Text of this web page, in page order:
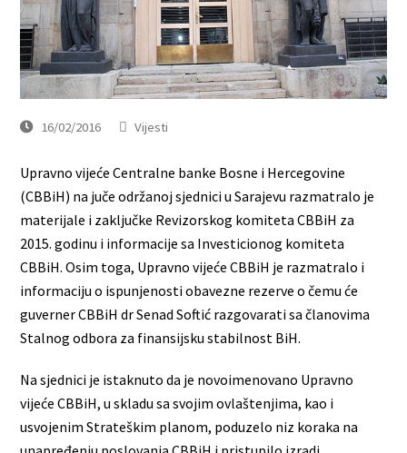
16/02/2016 Vijesti
Upravno vijeće Centralne banke Bosne i Hercegovine
(CBBiH) na juče održanoj sjednici u Sarajevu razmatralo je
materijale i zaključke Revizorskog komiteta CBBiH za
2015. godinu i informacije sa Investicionog komiteta
CBBiH. Osim toga, Upravno vijeće CBBiH je razmatralo i
informaciju o ispunjenosti obavezne rezerve o čemu će
guverner CBBiH dr Senad Softić razgovarati sa članovima
Stalnog odbora za finansijsku stabilnost BiH.
Na sjednici je istaknuto da je novoimenovano Upravno
vijeće CBBiH, u skladu sa svojim ovlaštenjima, kao i
usvojenim Strateškim planom, poduzelo niz koraka na